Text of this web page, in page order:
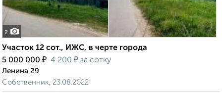
2
Участок 12 сот., ИЖС, в черте города
5 000 000 ₽ 4 200 ₽ за сотку
Ленина 29
Собственник, 23.08.2022